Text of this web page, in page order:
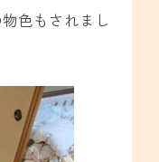
色もされまし